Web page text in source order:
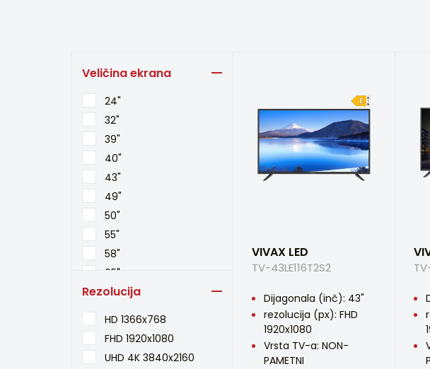
Veličina ekrana
24"
32"
39"
40"
43"
49"
50"
55"
58"
65"
75"
Rezolucija
HD 1366x768
FHD 1920x1080
UHD 4K 3840x2160
VIVAX LED
TV-43LE116T2S2
Dijagonala (inč): 43"
rezolucija (px): FHD
1920x1080
Vrsta TV-a: NON-
PAMETNI